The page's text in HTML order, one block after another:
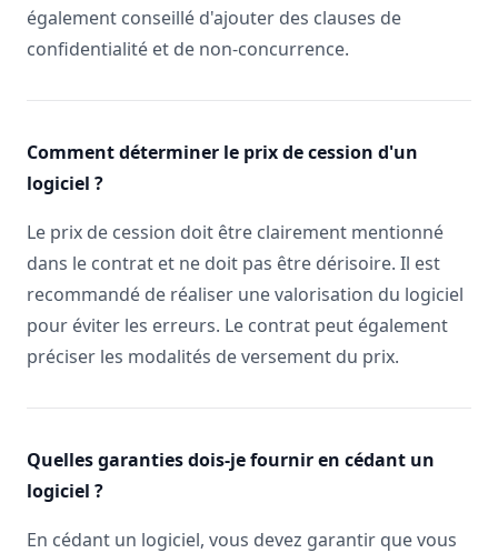
également conseillé d'ajouter des clauses de
confidentialité et de non-concurrence.
Comment déterminer le prix de cession d'un
logiciel ?
Le prix de cession doit être clairement mentionné
dans le contrat et ne doit pas être dérisoire. Il est
recommandé de réaliser une valorisation du logiciel
pour éviter les erreurs. Le contrat peut également
préciser les modalités de versement du prix.
Quelles garanties dois-je fournir en cédant un
logiciel ?
En cédant un logiciel, vous devez garantir que vous